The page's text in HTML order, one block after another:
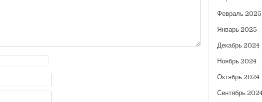
Февраль 2025
Январь 2025
Декабрь 2024
Ноябрь 2024
Октябрь 2024
Сентябрь